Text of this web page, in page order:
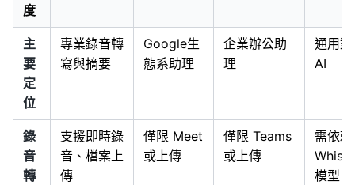
度
主
要
定
位
專業錄音轉
寫與摘要
Google生
態系助理
企業辦公助
理
通用
AI
錄
音
轉
支援即時錄
音、檔案上
傳
僅限 Meet
或上傳
僅限 Teams
或上傳
需依賴
模型